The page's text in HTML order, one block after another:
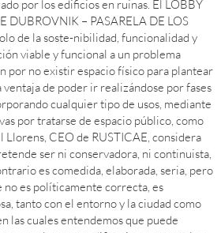
por los edificios en ruinas. El LOBBY
DUBROVNIK – PASARELA DE LOS
de la soste-nibilidad, funcionalidad y
viable y funcional a un problema
por no existir espacio físico para plantear
ventaja de poder ir realizándose por fases
cualquier tipo de usos, mediante
por tratarse de espacio público, como
Llorens, CEO de RUSTICAE, considera
ser ni conservadora, ni continuista,
es comedida, elaborada, seria, pero
no es políticamente correcta, es
tanto con el entorno y la ciudad como
las cuales entendemos que puede